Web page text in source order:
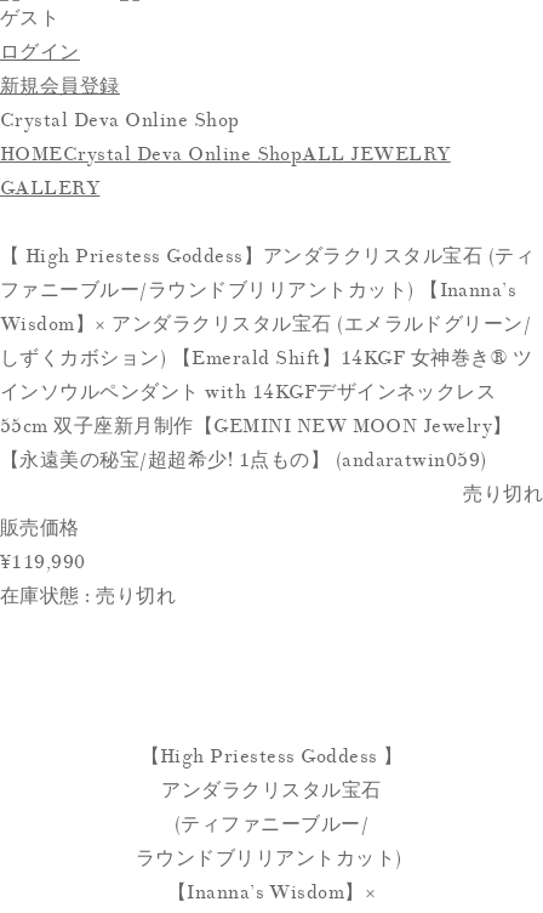
ゲスト
ログイン
新規会員登録
Crystal Deva Online Shop
HOMECrystal Deva Online ShopALL JEWELRY
GALLERY
【 High Priestess Goddess】アンダラクリスタル宝石 (ティ
ファニーブルー/ラウンドブリリアントカット) 【Inanna’s
Wisdom】× アンダラクリスタル宝石 (エメラルドグリーン/
しずくカボション) 【Emerald Shift】14KGF 女神巻き® ツ
インソウルペンダント with 14KGFデザインネックレス
55cm 双子座新月制作【GEMINI NEW MOON Jewelry】
【永遠美の秘宝/超超希少! 1点もの】 (andaratwin059)
売り切れ
販売価格
¥119,990
在庫状態 : 売り切れ
【High Priestess Goddess 】
アンダラクリスタル宝石
(ティファニーブルー/
ラウンドブリリアントカット)
【Inanna’s Wisdom】×